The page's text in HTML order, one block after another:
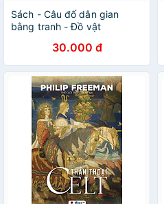
Sách - Câu đố dân gian
bằng tranh - Đồ vật
30.000 đ